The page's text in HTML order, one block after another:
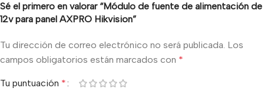
Sé el primero en valorar “Módulo de fuente de alimentación de
12v para panel AXPRO Hikvision”
Tu dirección de correo electrónico no será publicada. Los
campos obligatorios están marcados con *
Tu puntuación *